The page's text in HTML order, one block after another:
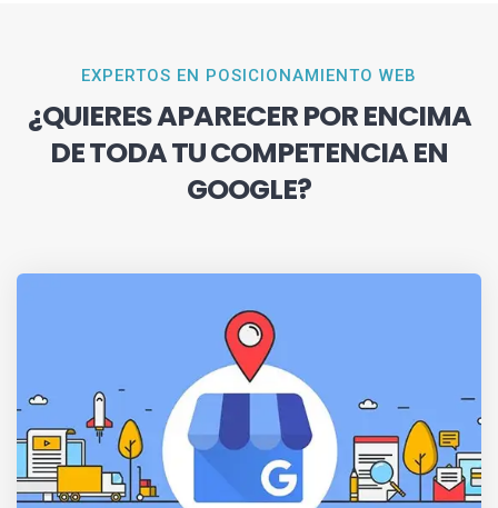
EXPERTOS EN POSICIONAMIENTO WEB
¿QUIERES APARECER POR ENCIMA
DE TODA TU COMPETENCIA EN
GOOGLE?